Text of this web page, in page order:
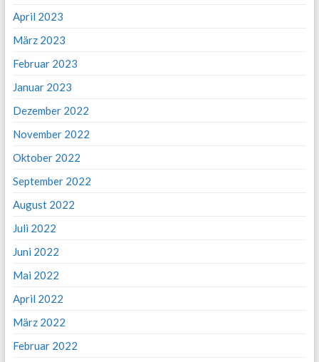
April 2023
März 2023
Februar 2023
Januar 2023
Dezember 2022
November 2022
Oktober 2022
September 2022
August 2022
Juli 2022
Juni 2022
Mai 2022
April 2022
März 2022
Februar 2022